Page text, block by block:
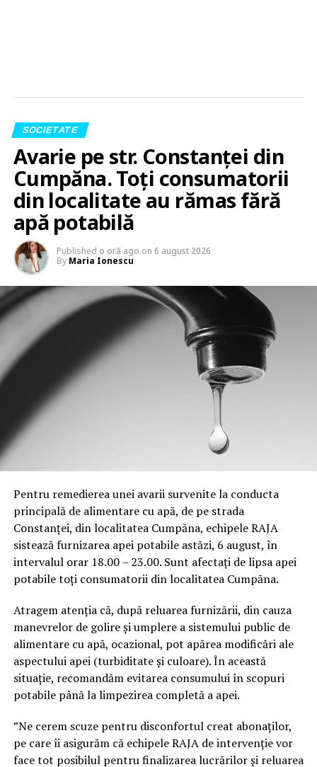
SOCIETATE
Avarie pe str. Constanței din
Cumpăna. Toți consumatorii
din localitate au rămas fără
apă potabilă
Published o oră ago on 6 august 2026
By Maria Ionescu
Pentru remedierea unei avarii survenite la conducta
principală de alimentare cu apă, de pe strada
Constanței, din localitatea Cumpăna, echipele RAJA
sistează furnizarea apei potabile astăzi, 6 august, în
intervalul orar 18.00 – 23.00. Sunt afectați de lipsa apei
potabile toți consumatorii din localitatea Cumpăna.
Atragem atenția că, după reluarea furnizării, din cauza
manevrelor de golire și umplere a sistemului public de
alimentare cu apă, ocazional, pot apărea modificări ale
aspectului apei (turbiditate și culoare). În această
situație, recomandăm evitarea consumului în scopuri
potabile până la limpezirea completă a apei.
”Ne cerem scuze pentru disconfortul creat abonaților,
pe care îi asigurăm că echipele RAJA de intervenție vor
face tot posibilul pentru finalizarea lucrărilor și reluarea